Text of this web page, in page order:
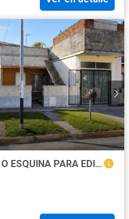
CASA EN BLOK A RECICLAR O ESQUINA PARA EDIFICAR